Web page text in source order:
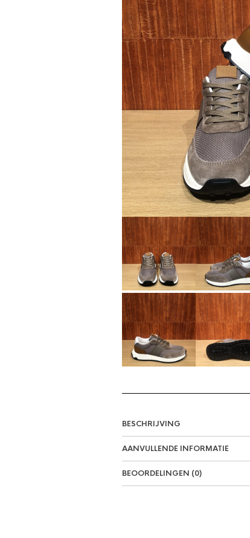
BESCHRIJVING
AANVULLENDE INFORMATIE
BEOORDELINGEN (0)